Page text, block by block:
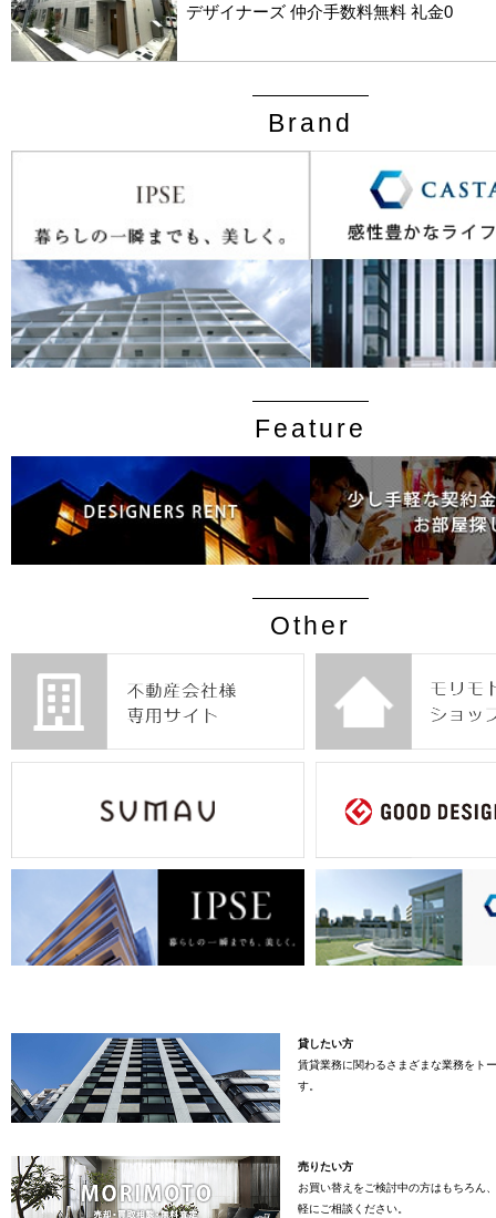
デザイナーズ 仲介手数料無料 礼金0
Brand
Feature
Other
貸したい方
賃貸業務に関わるさまざまな業務をト
す。
売りたい方
お買い替えをご検討中の方はもちろん
軽にご相談ください。